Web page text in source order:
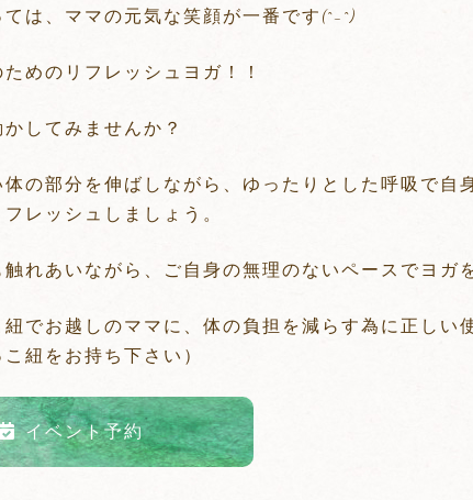
は、ママの元気な笑顔が一番です(^-^)
めのリフレッシュヨガ！！
してみませんか？
の部分を伸ばしながら、ゆったりとした呼吸で自
レッシュしましょう。
れあいながら、ご自身の無理のないペースでヨガ
紐でお越しのママに、体の負担を減らす為に正し
紐をお持ち下さい）
イベント予約